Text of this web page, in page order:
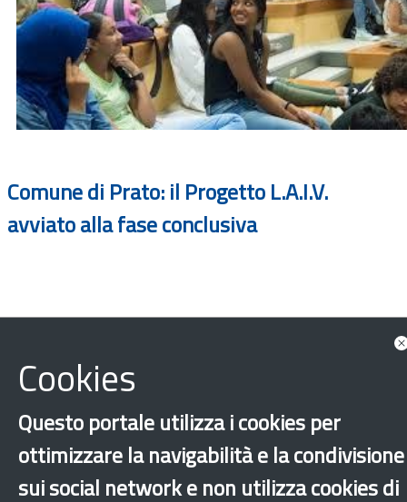
Comune di Prato: il Progetto L.A.I.V.
avviato alla fase conclusiva
Cookies
Questo portale utilizza i cookies per
ottimizzare la navigabilità e la condivisione
sui social network e non utilizza cookies di